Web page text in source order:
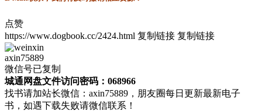
点赞
https://www.dogbook.cc/2424.html 复制链接 复制链接
axin75889
微信号已复制
城通网盘文件访问密码：068966
找书请加站长微信：axin75889，朋友圈每日更新最新电子
书，如遇下载失败请微信联系！